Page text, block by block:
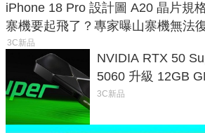
iPhone 18 Pro 設計圖 A20 晶片規
寨機要起飛了？專家曝山寨機無法
3C新品
NVIDIA RTX 50
5060 升級 12GB
次規格終於不擠牙膏
3C新品